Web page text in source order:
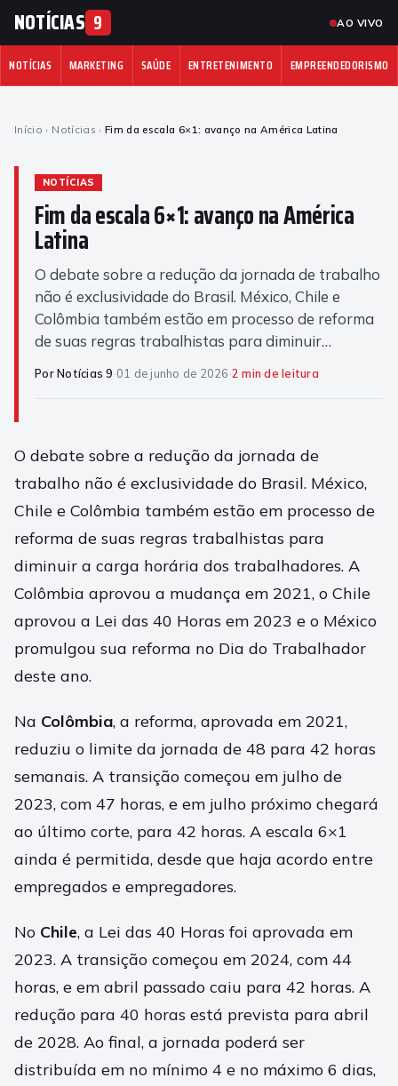
NOTÍCIAS 9 AO VIVO
NOTÍCIAS MARKETING SAÚDE ENTRETENIMENTO EMPREENDEDORISMO
Início › Notícias › Fim da escala 6×1: avanço na América Latina
NOTÍCIAS
Fim da escala 6×1: avanço na América
Latina
O debate sobre a redução da jornada de trabalho
não é exclusividade do Brasil. México, Chile e
Colômbia também estão em processo de reforma
de suas regras trabalhistas para diminuir…
Por Notícias 9·01 de junho de 2026·2 min de leitura
O debate sobre a redução da jornada de
trabalho não é exclusividade do Brasil. México,
Chile e Colômbia também estão em processo de
reforma de suas regras trabalhistas para
diminuir a carga horária dos trabalhadores. A
Colômbia aprovou a mudança em 2021, o Chile
aprovou a Lei das 40 Horas em 2023 e o México
promulgou sua reforma no Dia do Trabalhador
deste ano.
Na Colômbia, a reforma, aprovada em 2021,
reduziu o limite da jornada de 48 para 42 horas
semanais. A transição começou em julho de
2023, com 47 horas, e em julho próximo chegará
ao último corte, para 42 horas. A escala 6×1
ainda é permitida, desde que haja acordo entre
empregados e empregadores.
No Chile, a Lei das 40 Horas foi aprovada em
2023. A transição começou em 2024, com 44
horas, e em abril passado caiu para 42 horas. A
redução para 40 horas está prevista para abril
de 2028. Ao final, a jornada poderá ser
distribuída em no mínimo 4 e no máximo 6 dias,